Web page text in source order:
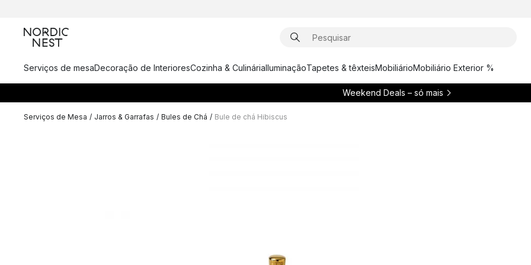
Serviços de mesaDecoração de InterioresCozinha & CulináriaIluminaçãoTapetes & têxteisMobiliárioMobiliário Exterior %
Weekend Deals – só mais
Serviços de Mesa / Jarros & Garrafas / Bules de Chá / Bule de chá Hibiscus